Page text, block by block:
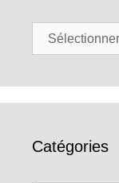
Archives
Catégories